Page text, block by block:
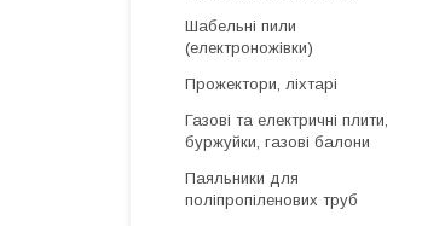
Шабельні пили
(електроножівки)
Прожектори, ліхтарі
Газові та електричні плити,
буржуйки, газові балони
Паяльники для
поліпропіленових труб